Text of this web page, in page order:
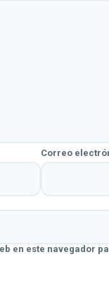
Correo
en este navegador